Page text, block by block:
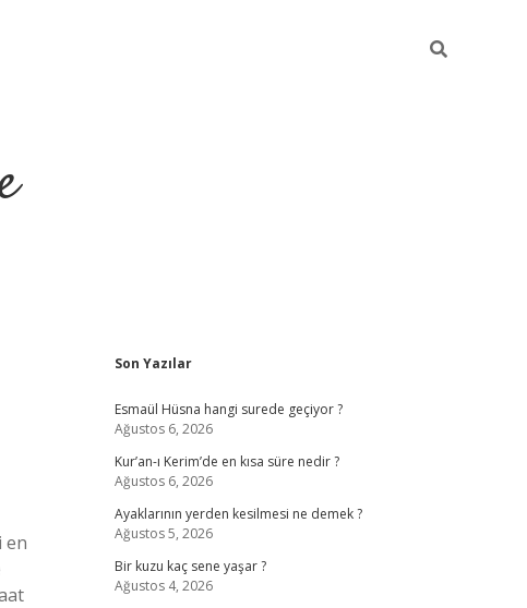
en
Sidebar
Son Yazılar
Esmaül Hüsna hangi surede geçiyor ?
Ağustos 6, 2026
Kur’an-ı Kerim’de en kısa süre nedir ?
Ağustos 6, 2026
Ayaklarının yerden kesilmesi ne demek ?
Ağustos 5, 2026
Bir kuzu kaç sene yaşar ?
Ağustos 4, 2026